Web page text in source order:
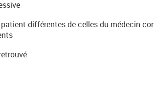
différentes de celles du médecin